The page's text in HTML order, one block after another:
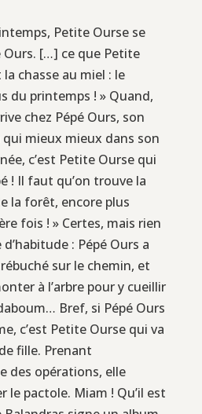
Petite Ourse se
Ours. […] ce que Petite
la chasse au miel : le
du printemps ! » Quand,
chez Pépé Ours, son
mieux mieux dans son
c’est Petite Ourse qui
! Il faut qu’on trouve la
la forêt, encore plus
fois ! » Certes, mais rien
: Pépé Ours a
sur le chemin, et
à l’arbre pour y cueillir
Bref, si Pépé Ours
c’est Petite Ourse qui va
fille. Prenant
des opérations, elle
le pactole. Miam ! Qu’il est